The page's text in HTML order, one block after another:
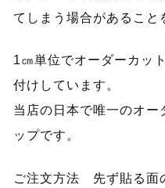
てしまう場合があること
1㎝単位でオーダーカッ
付けしています。
当店の日本で唯一のオー
ップです。
ご注文方法 先ず貼る面